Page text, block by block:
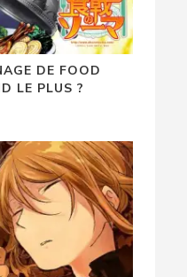
DE FOOD
LE PLUS ?